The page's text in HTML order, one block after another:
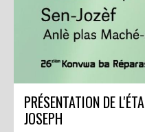
PRÉSENTATION DE
JOSEPH